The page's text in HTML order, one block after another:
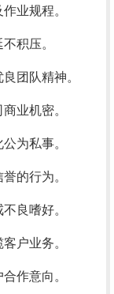
作业规程。
积压。
团队精神。
业机密。
为私事。
的行为。
良嗜好。
户业务。
作意向。